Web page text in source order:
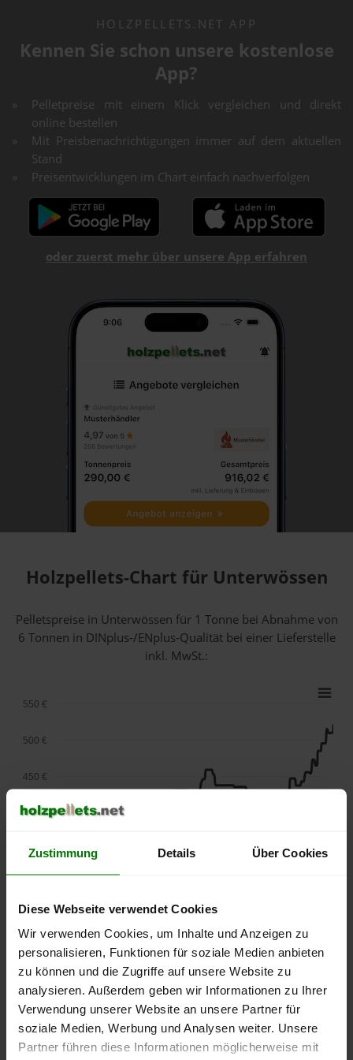
Zustimmung Details Über Cookies
Diese Webseite verwendet Cookies
Wir verwenden Cookies, um Inhalte und Anzeigen zu
personalisieren, Funktionen für soziale Medien anbieten
zu können und die Zugriffe auf unsere Website zu
analysieren. Außerdem geben wir Informationen zu Ihrer
Verwendung unserer Website an unsere Partner für
soziale Medien, Werbung und Analysen weiter. Unsere
Partner führen diese Informationen möglicherweise mit
HOLZPELLETS.NET APP
Kennen Sie schon unsere kostenlose
App?
Pelletpreise mit einem Klick vergleichen und direkt
online bestellen
Mit Preisbenachrichtigungen immer auf dem aktuellen
Stand
Preisentwicklungen im Chart einfach nachverfolgen
oder zuerst mehr über unsere App erfahren
Holzpellets-Chart für Unterwössen
Pelletspreise in Unterwössen für 1 Tonne bei Abnahmevon
6 Tonnen in DINplus-/ENplus-Qualität bei einer Lieferstelle
inkl. MwSt.:
lose Ware Sackware
September
Januar
Mai
350 €
400 €
450 €
500 €
550 €
Die aktuelle Preisentwicklung für Holzpellets in Deutschland
können Sie jederzeit auf unsererPelletspreise -Seite
nachvollziehen.